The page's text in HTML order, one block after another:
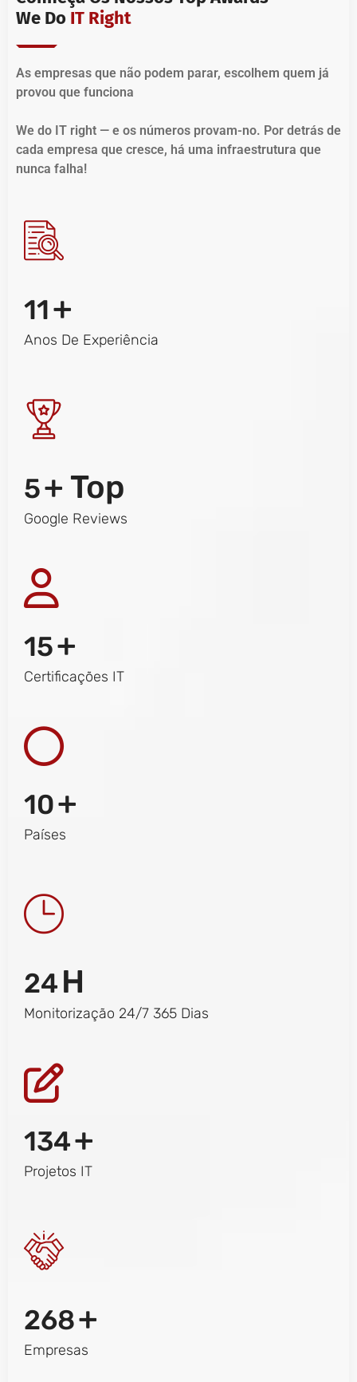
We Do IT Right
As empresas que não podem parar, escolhem quem já
provou que funciona
We do IT right — e os números provam-no. Por detrás de
cada empresa que cresce, há uma infraestrutura que
nunca falha!
11+
Anos De Experiência
5+ Top
Google Reviews
15+
Certificações IT
10+
Países
24H
Monitorização 24/7 365 Dias
134+
Projetos IT
268+
Empresas